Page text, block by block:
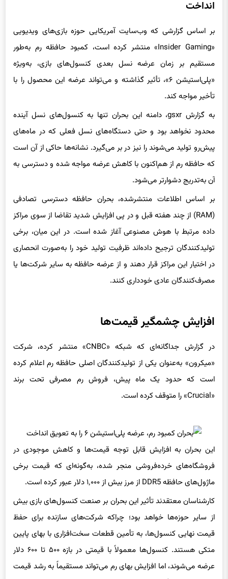
«Insider Gaming» منتشر کرده است، کمبود حافظه رم به‌طور
مستقیم بر زمان عرضه نسل بعدی کنسول‌های بازی، به‌ویژه
«پلی‌استیشن ۶»، تأثیر گذاشته و می‌تواند عرضه این محصول را با
تأخیر مواجه کند.
به گزارش gsxr، دامنه این بحران تنها به کنسول‌های نسل آینده
محدود نخواهد بود و حتی دستگاه‌های نسل فعلی که در ماه‌های
پیش‌رو تولید می‌شوند را نیز در بر می‌گیرد. نشانه‌ها حاکی از آن است
که حافظه رم از هم‌اکنون با کاهش عرضه مواجه شده و دسترسی به
آن به‌تدریج دشوارتر می‌شود.
بر اساس اطلاعات منتشرشده، بحران حافظه دسترسی تصادفی
(RAM) از چند هفته قبل و در پی افزایش شدید تقاضا از سوی مراکز
داده مرتبط با هوش مصنوعی آغاز شده است. در این میان، برخی
تولیدکنندگان ترجیح داده‌اند ظرفیت تولید خود را به‌صورت انحصاری
در اختیار این مراکز قرار دهند و از عرضه حافظه به سایر شرکت‌ها یا
مصرف‌کنندگان عادی خودداری کنند.
«میکرون» به‌عنوان یکی از تولیدکنندگان اصلی حافظه رم اعلام کرده
است که حدود یک ماه پیش، فروش رم مصرفی تحت برند
«Crucial» را متوقف کرده است.
این بحران به افزایش قابل توجه قیمت‌ها و کاهش موجودی در
فروشگاه‌های خرده‌فروشی منجر شده، به‌گونه‌ای که قیمت برخی
ماژول‌های حافظه DDR5 از مرز بیش از ۱٬۰۰۰ دلار عبور کرده است.
کارشناسان معتقدند تأثیر این بحران بر صنعت کنسول‌های بازی بیش
از سایر حوزه‌ها خواهد بود؛ چراکه شرکت‌های سازنده برای حفظ
قیمت نهایی کنسول‌ها، به تأمین قطعات سخت‌افزاری با بهای پایین
متکی هستند. کنسول‌ها معمولاً با قیمتی در بازه ۵۰۰ تا ۶۰۰ دلار
عرضه می‌شوند، اما افزایش بهای رم می‌تواند مستقیماً به رشد قیمت
کنسول‌های خانگی منجر شود.